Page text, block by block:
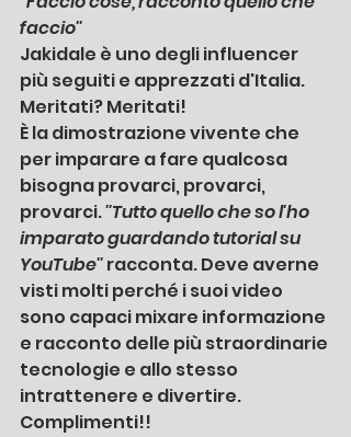
faccio''
Jakidale è uno degli influencer
più seguiti e apprezzati d'Italia.
Meritati? Meritati!
È la dimostrazione vivente che
per imparare a fare qualcosa
bisogna provarci, provarci,
provarci. ''Tutto quello che so l'ho
imparato guardando tutorial su
YouTube'' racconta. Deve averne
visti molti perché i suoi video
sono capaci mixare informazione
e racconto delle più straordinarie
tecnologie e allo stesso
intrattenere e divertire.
Complimenti!!